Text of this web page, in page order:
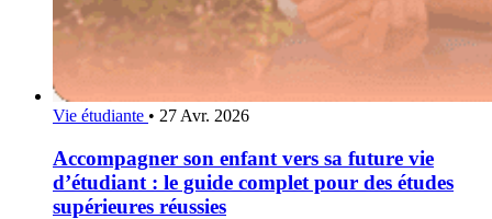
Vie étudiante • 27 Avr. 2026
Accompagner son enfant vers sa future vie
d’étudiant : le guide complet pour des études
supérieures réussies